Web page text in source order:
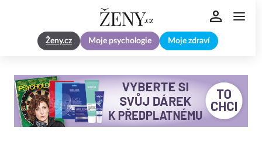
Ženy.cz Moje psychologie Moje zdraví